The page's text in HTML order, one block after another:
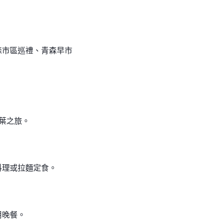
區巡禮、青森早市
之旅。
或拉麵定食。
餐。